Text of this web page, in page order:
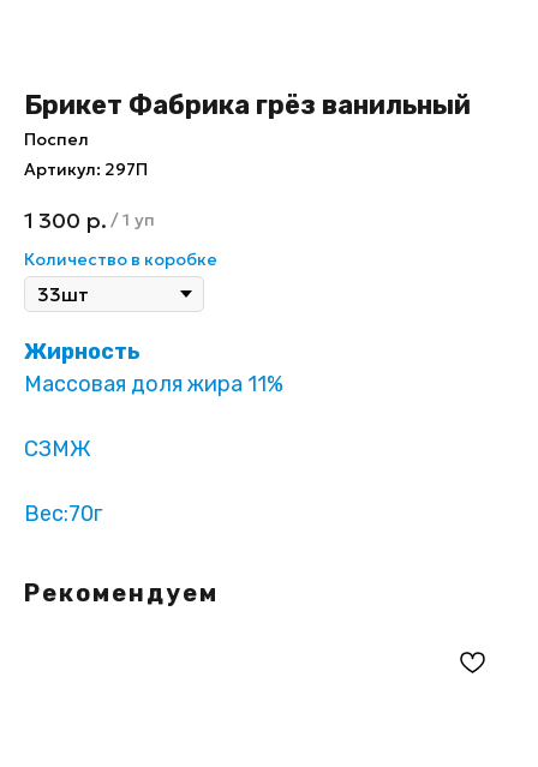
Брикет Фабрика грёз ванильный
Поспел
Артикул: 297П
1 300 р. /1 уп
Количество в коробке
Жирность
Массовая доля жира 11%
СЗМЖ
Вес:70г
Рекомендуем